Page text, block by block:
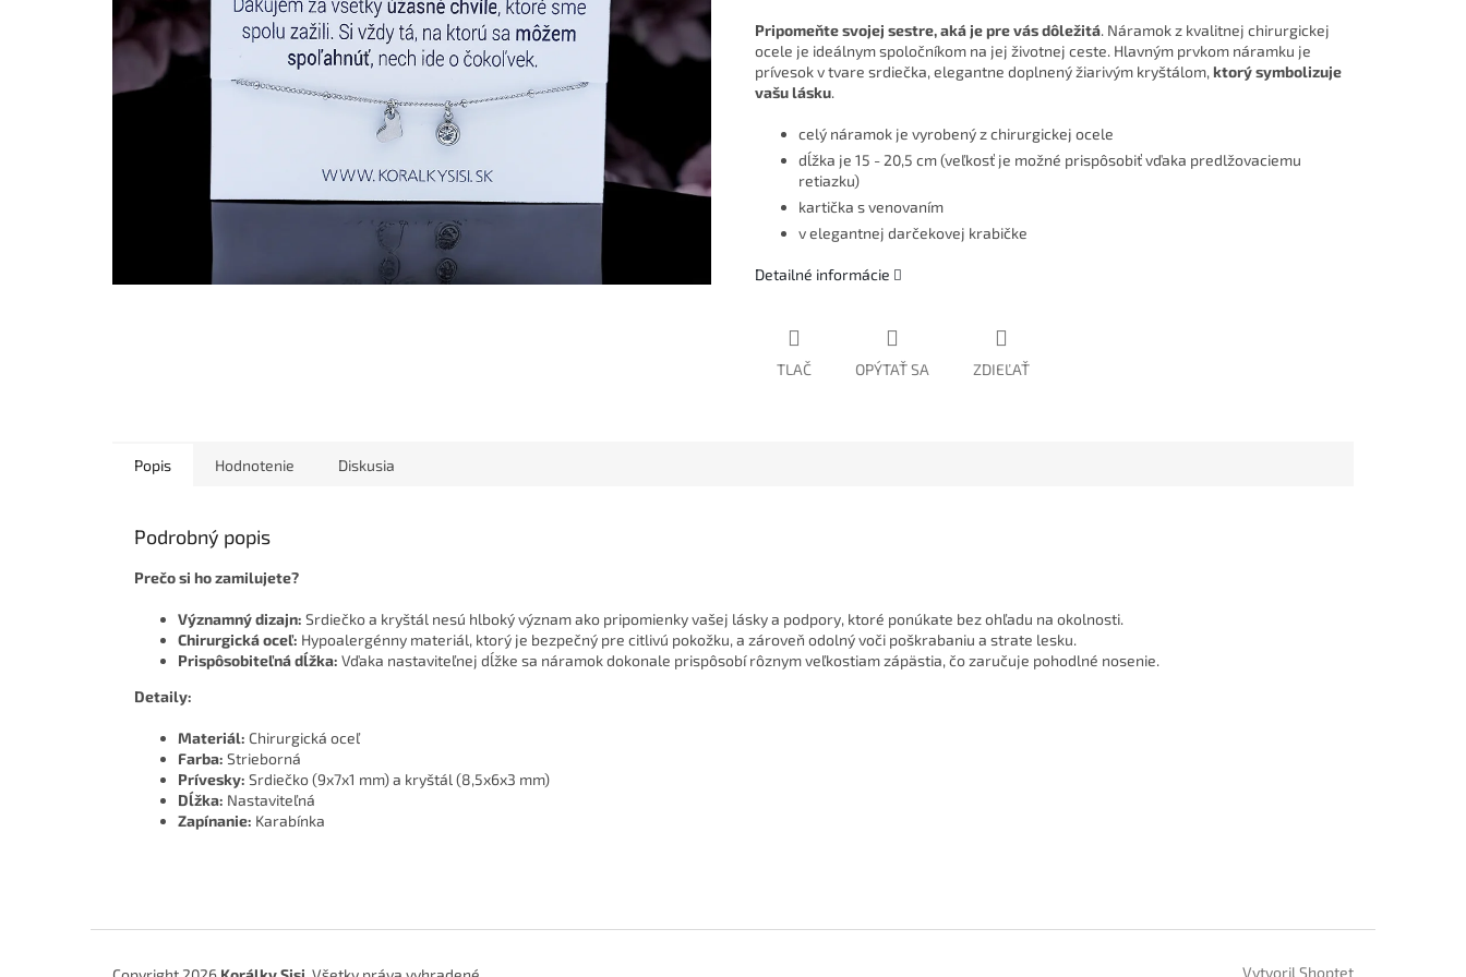
Pripomeňte svojej sestre, aká je pre vás dôležitá. Náramok z kvalitnej chirurgickej
ocele je ideálnym spoločníkom na jej životnej ceste. Hlavným prvkom náramku je
prívesok v tvare srdiečka, elegantne doplnený žiarivým kryštálom,ktorý symbolizuje
vašu lásku.
celý náramok je vyrobený z chirurgickej ocele
dĺžka je 15 - 20,5 cm (veľkosť je možné prispôsobiť vďaka predlžovaciemu
retiazku)
kartička s venovaním
v elegantnej darčekovej krabičke
Detailné informácie
TLAČ OPÝTAŤ SA ZDIEĽAŤ
Popis Hodnotenie Diskusia
Podrobný popis
Prečo si ho zamilujete?
Významný dizajn: Srdiečko a kryštál nesú hlboký význam ako pripomienky vašej lásky a podpory, ktoré ponúkate bez ohľadu na okolnosti.
Chirurgická oceľ: Hypoalergénny materiál, ktorý je bezpečný pre citlivú pokožku, a zároveň odolný voči poškrabaniu a strate lesku.
Prispôsobiteľná dĺžka: Vďaka nastaviteľnej dĺžke sa náramok dokonale prispôsobí rôznym veľkostiam zápästia, čo zaručuje pohodlné nosenie.
Detaily:
Materiál: Chirurgická oceľ
Farba: Strieborná
Prívesky: Srdiečko (9x7x1 mm) a kryštál (8,5x6x3 mm)
Dĺžka: Nastaviteľná
Zapínanie: Karabínka
Vytvoril Shoptet